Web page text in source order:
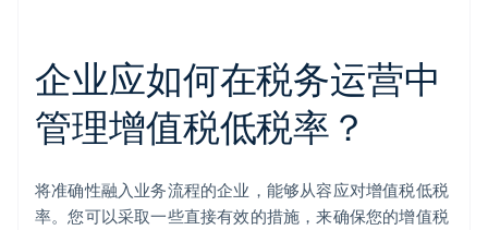
企业应如何在税务运营中
管理增值税低税率？
将准确性融入业务流程的企业，能够从容应对增值税低税
率。您可以采取一些直接有效的措施，来确保您的增值税